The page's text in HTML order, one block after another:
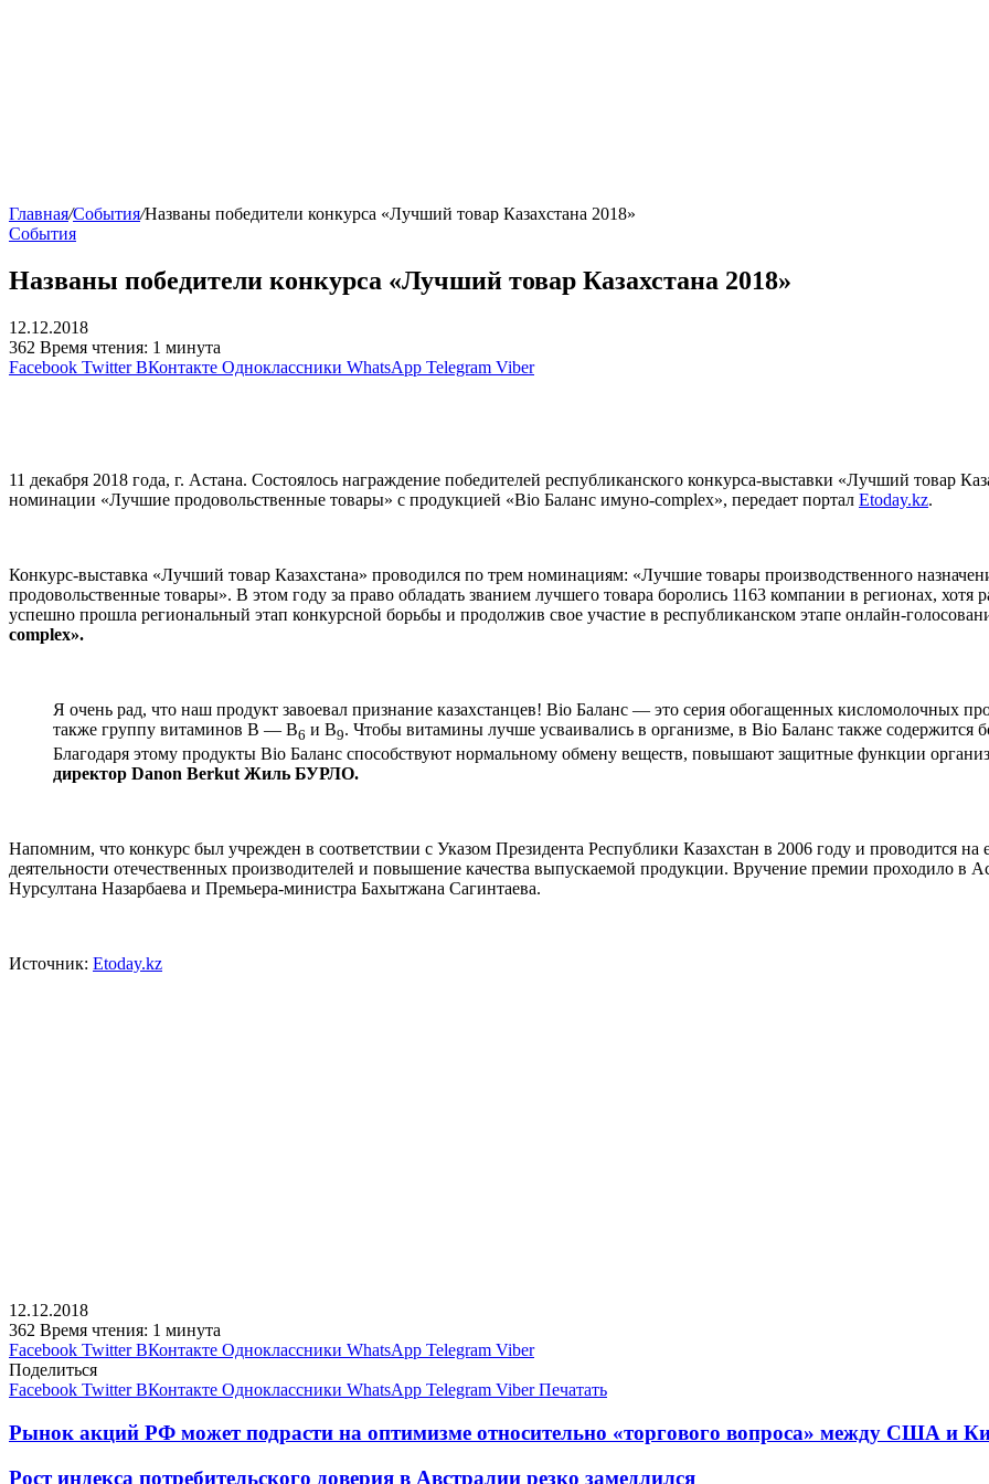
Главная/События/Названы победители конкурса «Лучший товар Казахстана 2018»
События
Названы победители конкурса «Лучший товар Казахстана 2018»
12.12.2018
362 Время чтения: 1 минута
Facebook Twitter ВКонтакте Одноклассники WhatsApp Telegram Viber
11 декабря 2018 года, г. Астана. Состоялось награждение победителей республиканского конкурса-выставки «Лучший товар
номинации «Лучшие продовольственные товары» с продукцией «Bio Баланс имуно-complex», передает портал Etoday.kz.
Конкурс-выставка «Лучший товар Казахстана» проводился по трем номинациям: «Лучшие товары производственного
продовольственные товары». В этом году за право обладать званием лучшего товара боролись 1163 компании в регионах,
успешно прошла региональный этап конкурсной борьбы и продолжив свое участие в республиканском этапе онлайн-
complex».
Я очень рад, что наш продукт завоевал признание казахстанцев! Bio Баланс — это серия обогащенных кисломолочных
также группу витаминов В — B6 и B9. Чтобы витамины лучше усваивались в организме, в Bio Баланс также содержится
Благодаря этому продукты Bio Баланс способствуют нормальному обмену веществ, повышают защитные функции
директор Danon Berkut Жиль БУРЛО.
Напомним, что конкурс был учрежден в соответствии с Указом Президента Республики Казахстан в 2006 году и проводится
деятельности отечественных производителей и повышение качества выпускаемой продукции. Вручение премии проходило в
Нурсултана Назарбаева и Премьера-министра Бахытжана Сагинтаева.
Источник: Etoday.kz
12.12.2018
362 Время чтения: 1 минута
Facebook Twitter ВКонтакте Одноклассники WhatsApp Telegram Viber
Поделиться
Facebook Twitter ВКонтакте Одноклассники WhatsApp Telegram Viber Печатать
Рынок акций РФ может подрасти на оптимизме относительно «торгового вопроса» между США и
Рост индекса потребительского доверия в Австралии резко замедлился